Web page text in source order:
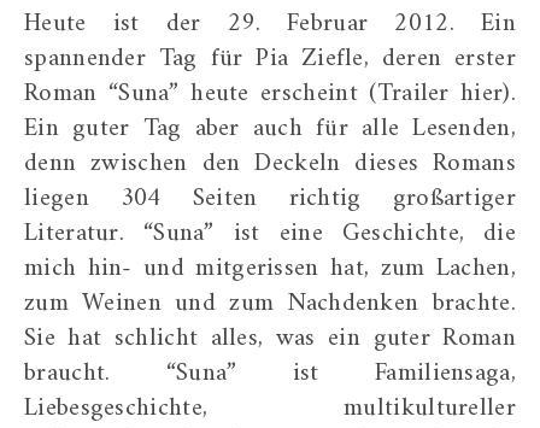
Heute ist der 29. Februar 2012. Ein
spannender Tag für Pia Ziefle, deren erster
Roman “Suna” heute erscheint (Trailer hier).
Ein guter Tag aber auch für alle Lesenden,
denn zwischen den Deckeln dieses Romans
liegen 304 Seiten richtig großartiger
Literatur. “Suna” ist eine Geschichte, die
mich hin- und mitgerissen hat, zum Lachen,
zum Weinen und zum Nachdenken brachte.
Sie hat schlicht alles, was ein guter Roman
braucht. “Suna” ist Familiensaga,
Liebesgeschichte, multikultureller